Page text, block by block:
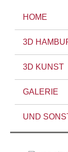
HOME
3D
3D KUNST
GALERIE
UND